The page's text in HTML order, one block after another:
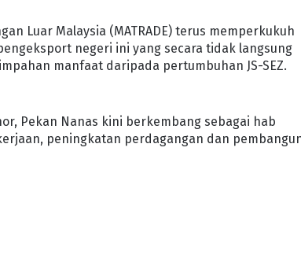
Luar Malaysia (MATRADE) terus memperkukuh
negeri ini yang secara tidak langsung
manfaat daripada pertumbuhan JS-SEZ.
Pekan Nanas kini berkembang sebagai hab
peningkatan perdagangan dan